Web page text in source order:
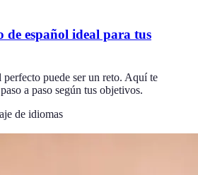
de español ideal para tus
puede ser un reto. Aquí te
a paso según tus objetivos.
de idiomas